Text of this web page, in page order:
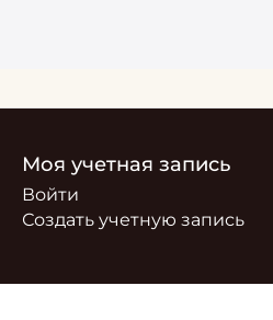
Моя учетная запись
Войти
Создать учетную запись